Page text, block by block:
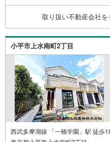
～19:00 この時間は
5.お子様連れでおこし
オムツ替えベッド、
ります。ご見学ご希望
る（無料）をボタンか
取り扱い不動産会社を
小平市上水南町2丁目
西武多摩湖線 「一橋学園」駅 徒歩